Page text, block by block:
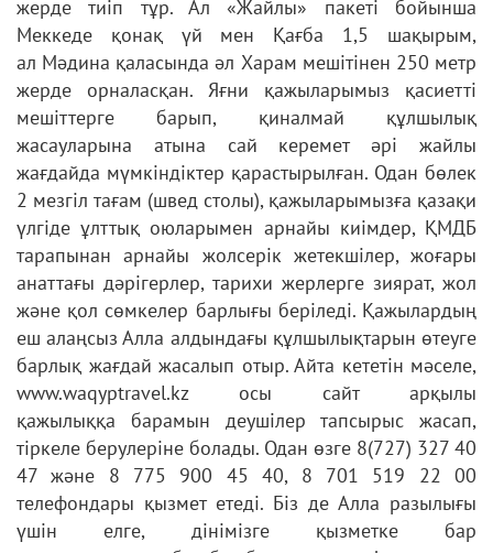
жерде тиіп тұр. Ал «Жайлы» пакеті бойынша
Меккеде қонақ үй мен Қағба 1,5 шақырым,
ал Мәдина қаласында әл Харам мешітінен 250 метр
жерде орналасқан. Яғни қажыларымыз қасиетті
мешіттерге барып, қиналмай құлшылық
жасауларына атына сай керемет әрі жайлы
жағдайда мүмкіндіктер қарастырылған. Одан бөлек
2 мезгіл тағам (швед столы), қажыларымызға қазақи
үлгіде ұлттық оюларымен арнайы киімдер, ҚМДБ
тарапынан арнайы жолсерік жетекшілер, жоғары
анаттағы дәрігерлер, тарихи жерлерге зиярат, жол
және қол сөмкелер барлығы беріледі. Қажылардың
еш алаңсыз Алла алдындағы құлшылықтарын өтеуге
барлық жағдай жасалып отыр. Айта кететін мәселе,
www.waqyptravel.kz осы сайт арқылы
қажылыққа барамын деушілер тапсырыс жасап,
тіркеле берулеріне болады. Одан өзге 8(727) 327 40
47 және 8 775 900 45 40, 8 701 519 22 00
телефондары қызмет етеді. Біз де Алла разылығы
үшін елге, дінімізге қызметке бар